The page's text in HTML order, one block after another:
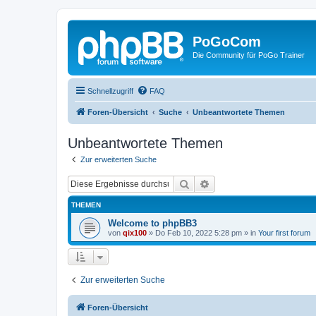
PoGoCom
Die Community für PoGo Trainer
Schnellzugriff FAQ
Foren-Übersicht Suche Unbeantwortete Themen
Unbeantwortete Themen
Zur erweiterten Suche
Suche
THEMEN
Welcome to phpBB3
von qix100 » Do Feb 10, 2022 5:28 pm » in Your first forum
Zur erweiterten Suche
Foren-Übersicht